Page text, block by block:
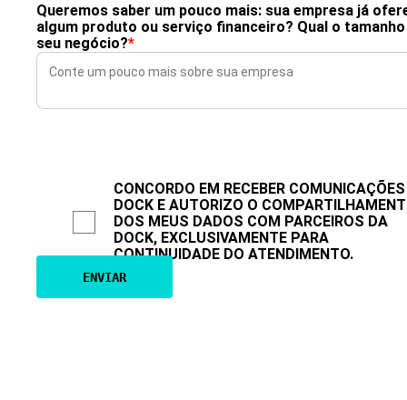
Queremos saber um pouco mais: sua empresa já
algum produto ou serviço financeiro? Qual o
seu negócio?*
CONCORDO EM RECEBER
DOCK E AUTORIZO O
DOS MEUS DADOS COM PARCEIROS DA
DOCK, EXCLUSIVAMENTE PARA
CONTINUIDADE DO ATENDIMENTO.